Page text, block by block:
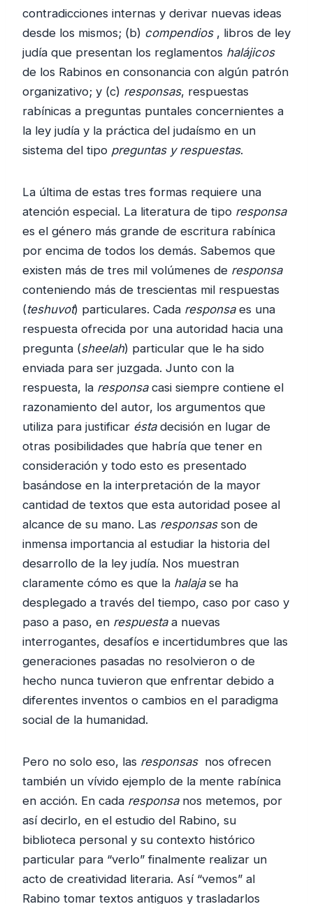
contradicciones internas y derivar nuevas ideas
desde los mismos; (b) compendios , libros de ley
judía que presentan los reglamentos halájicos
de los Rabinos en consonancia con algún patrón
organizativo; y (c) responsas, respuestas
rabínicas a preguntas puntales concernientes a
la ley judía y la práctica del judaísmo en un
sistema del tipo preguntas y respuestas.
La última de estas tres formas requiere una
atención especial. La literatura de tipo responsa
es el género más grande de escritura rabínica
por encima de todos los demás. Sabemos que
existen más de tres mil volúmenes de responsa
conteniendo más de trescientas mil respuestas
(teshuvot) particulares. Cada responsaes una
respuesta ofrecida por una autoridad hacia una
pregunta (sheelah) particular que le ha sido
enviada para ser juzgada. Junto con la
respuesta, la responsa casi siempre contiene el
razonamiento del autor, los argumentos que
utiliza para justificar ésta decisión en lugar de
otras posibilidades que habría que tener en
consideración y todo esto es presentado
basándose en la interpretación de la mayor
cantidad de textos que esta autoridad posee al
alcance de su mano. Las responsas son de
inmensa importancia al estudiar la historia del
desarrollo de la ley judía. Nos muestran
claramente cómo es que la halaja se ha
desplegado a través del tiempo, caso por caso y
paso a paso, en respuestaa nuevas
interrogantes, desafíos e incertidumbres que las
generaciones pasadas no resolvieron o de
hecho nunca tuvieron que enfrentar debido a
diferentes inventos o cambios en el paradigma
social de la humanidad.
Pero no solo eso, las responsas nos ofrecen
también un vívido ejemplo de la mente rabínica
en acción. En cada responsa nos metemos, por
así decirlo, en el estudio del Rabino, su
biblioteca personal y su contexto histórico
particular para “verlo” finalmente realizar un
acto de creatividad literaria. Así “vemos” al
Rabino tomar textos antiguos y trasladarlos